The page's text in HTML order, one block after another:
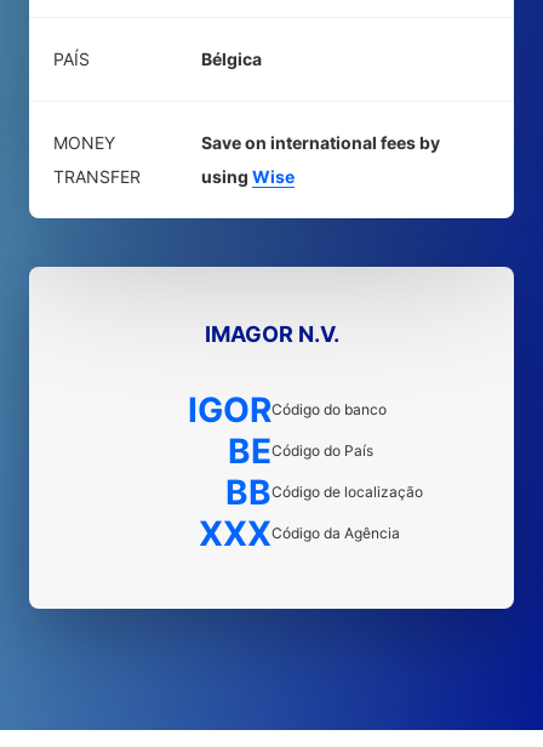
PAÍS Bélgica
MONEY
TRANSFER
Save on international fees by
using Wise
IMAGOR N.V.
IGORCódigo do banco
BECódigo do País
BBCódigo de localização
XXXCódigo da Agência